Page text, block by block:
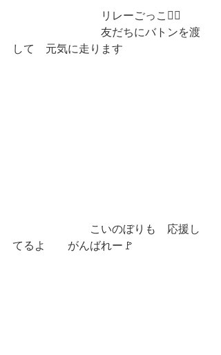
リレーごっこ🏃‍♀️
友だちにバトンを渡
して　元気に走ります
こいのぼりも　応援し
てるよ　　がんばれー🚩